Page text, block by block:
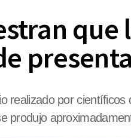
realizado por
produjo